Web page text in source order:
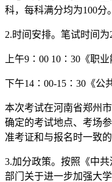
科，每科满分均为100分。
2.时间安排。笔试时间为
上午9∶00 10∶30《职业
下午14∶00-15∶30《公
本次考试在河南省郑州
确定的考试地点、考场
准考证和与报名时一致
3.加分政策。按照《中
部门关于进一步加强大